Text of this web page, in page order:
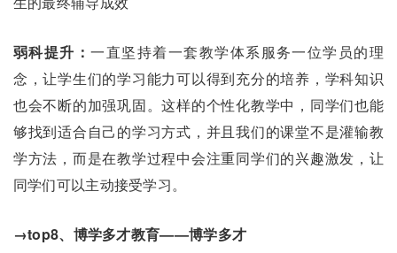
弱科提升：一直坚持着一套教学体系服务一位学员的理
念，让学生们的学习能力可以得到充分的培养，学科知识
也会不断的加强巩固。这样的个性化教学中，同学们也能
够找到适合自己的学习方式，并且我们的课堂不是灌输教
学方法，而是在教学过程中会注重同学们的兴趣激发，让
同学们可以主动接受学习。
→top8、博学多才教育——博学多才